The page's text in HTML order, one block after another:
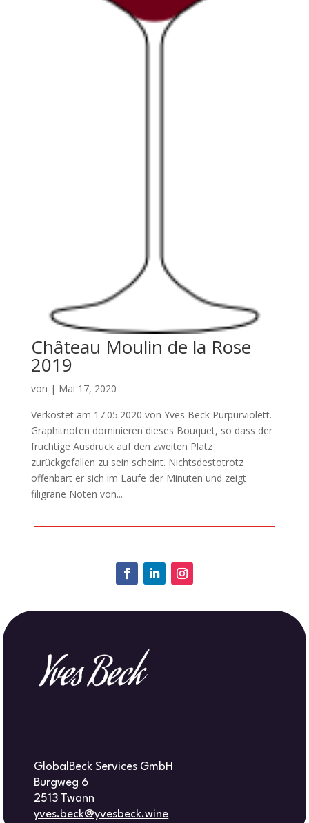
Château Moulin de la Rose
2019
von | Mai 17, 2020
Verkostet am 17.05.2020 von Yves Beck Purpurviolett.
Graphitnoten dominieren dieses Bouquet, so dass der
fruchtige Ausdruck auf den zweiten Platz
zurückgefallen zu sein scheint. Nichtsdestotrotz
offenbart er sich im Laufe der Minuten und zeigt
filigrane Noten von...
GlobalBeck Services GmbH
Burgweg 6
2513 Twann
yves.beck@yvesbeck.wine